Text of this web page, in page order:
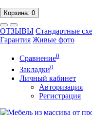
Корзина: 0
ОТЗЫВЫ Стандартные
Гарантия Живые фото
Сравнение0
Закладки0
Личный кабинет
Авторизация
Регистрация